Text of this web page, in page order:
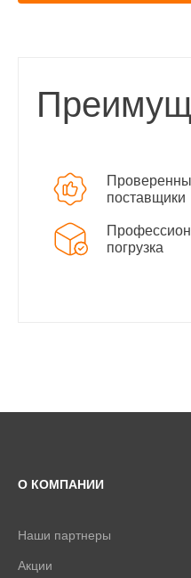
поставщики
погрузка
О КОМПАНИИ
Наши партнеры
Акции